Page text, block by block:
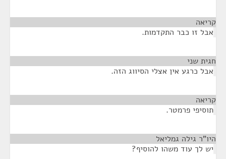
קריאה
אבל זו כבר התקדמות.
חגית שני
אבל כרגע אין אצלי הסיווג הזה.
קריאה
תוסיפי פרמטר.
היו"ר גילה גמליאל
יש לך עוד משהו להוסיף?